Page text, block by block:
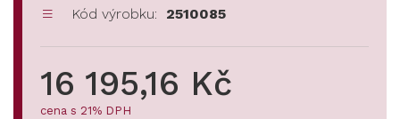
Kód výrobku: 2510085
16 195,16 Kč
cena s 21% DPH